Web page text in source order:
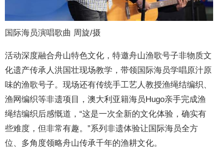
国际海员演唱歌曲 周旋/摄
活动深度融合舟山特色文化，特邀舟山渔歌号子非物质文
化遗产传承人洪国壮现场教学，带领国际海员学唱原汁原
味的渔歌号子。现场还有传统手工艺人教授渔绳结编织、
渔网编织等非遗项目，澳大利亚籍海员Hugo亲手完成渔
绳结编织后感慨道，“这是一次全新的文化体验，确实有
些难度，但非常有趣。”系列非遗体验让国际海员全方
位、多角度领略舟山传承千年的渔耕文化。